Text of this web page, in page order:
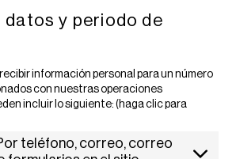
datos y periodo de
información personal para un número
con nuestras operaciones
incluir lo siguiente: (haga clic para
teléfono, correo, correo